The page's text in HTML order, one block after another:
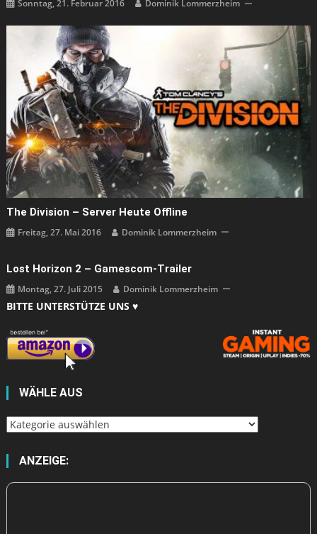
Sonntag, 21. Februar 2016 Dominik Lommerzheim
The Division – Server Heute Offline
Freitag, 27. Mai 2016 Dominik Lommerzheim
Lost Horizon 2 – Gamescom-Trailer
Montag, 27. Juli 2015 Dominik Lommerzheim
BITTE UNTERSTÜTZE UNS ♥
WÄHLE AUS
Wähle
ANZEIGE: